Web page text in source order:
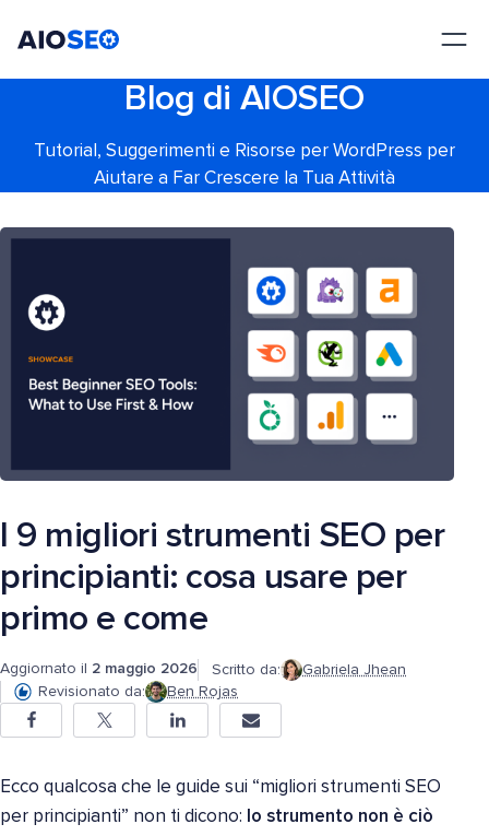
Blog di AIOSEO
Tutorial, Suggerimenti e Risorse per WordPress per
Aiutare a Far Crescere la Tua Attività
I 9 migliori strumenti SEO per
principianti: cosa usare per
primo e come
Aggiornato il 2 maggio 2026 Scritto da:
Gabriela Jhean
Revisionato da:
Ben Rojas
Ecco qualcosa che le guide sui “migliori strumenti SEO
per principianti” non ti dicono: lo strumento non è ciò